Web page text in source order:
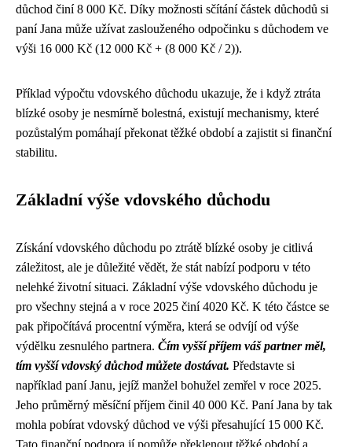
důchod činí 8 000 Kč. Díky možnosti sčítání částek důchodů si
paní Jana může užívat zaslouženého odpočinku s důchodem ve
výši 16 000 Kč (12 000 Kč + (8 000 Kč / 2)).
Příklad výpočtu vdovského důchodu ukazuje, že i když ztráta
blízké osoby je nesmírně bolestná, existují mechanismy, které
pozůstalým pomáhají překonat těžké období a zajistit si finanční
stabilitu.
Základní výše vdovského důchodu
Získání vdovského důchodu po ztrátě blízké osoby je citlivá
záležitost, ale je důležité vědět, že stát nabízí podporu v této
nelehké životní situaci. Základní výše vdovského důchodu je
pro všechny stejná a v roce 2025 činí 4020 Kč. K této částce se
pak připočítává procentní výměra, která se odvíjí od výše
výdělku zesnulého partnera. Čím vyšší příjem váš partner měl,
tím vyšší vdovský důchod můžete dostávat. Představte si
například paní Janu, jejíž manžel bohužel zemřel v roce 2025.
Jeho průměrný měsíční příjem činil 40 000 Kč. Paní Jana by tak
mohla pobírat vdovský důchod ve výši přesahující 15 000 Kč.
Tato finanční podpora jí pomůže překlenout těžké období a